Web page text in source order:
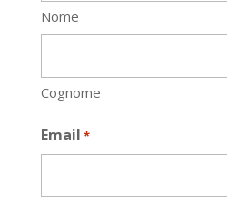
Nome
Cognome
Email *